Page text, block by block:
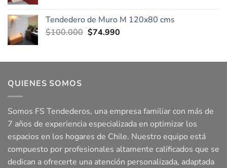
era:
$125.000.
es:
$80.990.
Tendedero de Muro M 120x80 cms
$100.000 El
era:
$74.990El
es:
QUIENES SOMOS
Somos FS Tendederos, una empresa familiar con más de
7 años de experiencia especializada en optimizar los
espacios en los hogares de Chile. Nuestro equipo está
compuesto por profesionales altamente calificados que se
dedican a ofrecerte una atención personalizada, adaptada